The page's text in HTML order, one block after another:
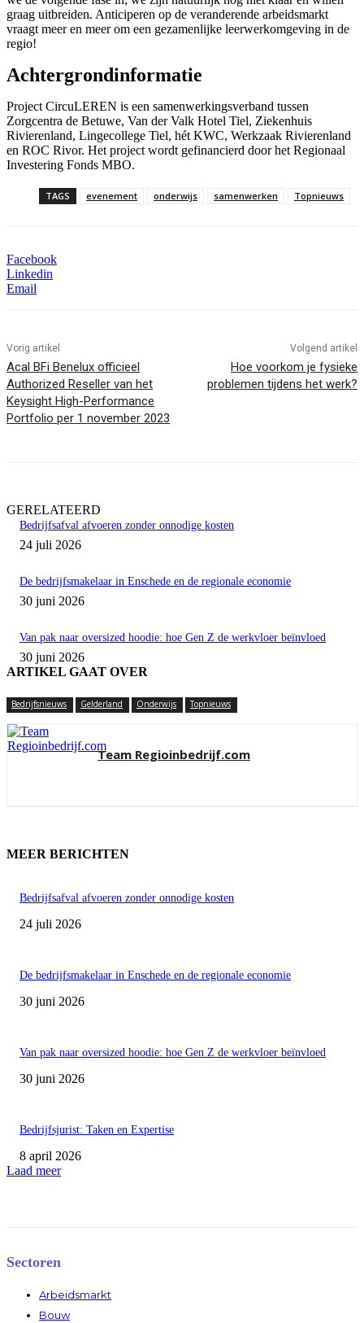
graag uitbreiden. Anticiperen op de veranderende arbeidsmarkt
vraagt meer en meer om een gezamenlijke leerwerkomgeving in de
regio!
Achtergrondinformatie
Project CircuLEREN is een samenwerkingsverband tussen
Zorgcentra de Betuwe, Van der Valk Hotel Tiel, Ziekenhuis
Rivierenland, Lingecollege Tiel, hét KWC, Werkzaak Rivierenland
en ROC Rivor. Het project wordt gefinancierd door het Regionaal
Investering Fonds MBO.
TAGS evenement onderwijs samenwerken Topnieuws
Facebook
Linkedin
Email
Vorig artikel
Acal BFi Benelux officieel
Authorized Reseller van het
Keysight High-Performance
Portfolio per 1 november 2023
Volgend artikel
Hoe voorkom je fysieke
problemen tijdens het werk?
GERELATEERD
Bedrijfsafval afvoeren zonder onnodige kosten
24 juli 2026
De bedrijfsmakelaar in Enschede en de regionale economie
30 juni 2026
Van pak naar oversized hoodie: hoe Gen Z de werkvloer beïnvloed
30 juni 2026
ARTIKEL GAAT OVER
Bedrijfsnieuws Gelderland Onderwijs Topnieuws
Team Regioinbedrijf.com
MEER BERICHTEN
Bedrijfsafval afvoeren zonder onnodige kosten
24 juli 2026
De bedrijfsmakelaar in Enschede en de regionale economie
30 juni 2026
Van pak naar oversized hoodie: hoe Gen Z de werkvloer beïnvloed
30 juni 2026
Bedrijfsjurist: Taken en Expertise
8 april 2026
Laad meer
Sectoren
Arbeidsmarkt
Bouw